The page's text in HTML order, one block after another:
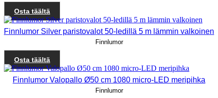
Osta täältä
Finnlumor Silver paristovalot 50-ledillä 5 m lämmin valkoinen
Finnlumor
Osta täältä
Finnlumor Valopallo Ø50 cm 1080 micro-LED meripihka
Finnlumor